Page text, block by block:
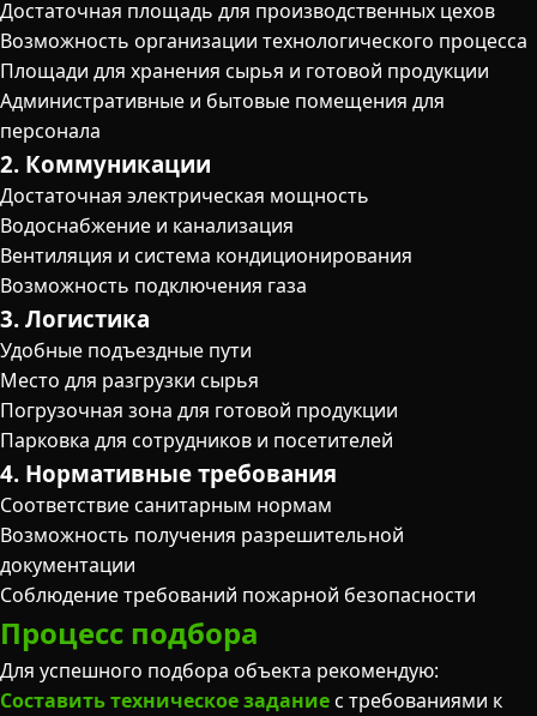
Достаточная площадь для производственных цехов
Возможность организации технологического процесса
Площади для хранения сырья и готовой продукции
Административные и бытовые помещения для
персонала
2. Коммуникации
Достаточная электрическая мощность
Водоснабжение и канализация
Вентиляция и система кондиционирования
Возможность подключения газа
3. Логистика
Удобные подъездные пути
Место для разгрузки сырья
Погрузочная зона для готовой продукции
Парковка для сотрудников и посетителей
4. Нормативные требования
Соответствие санитарным нормам
Возможность получения разрешительной
документации
Соблюдение требований пожарной безопасности
Процесс подбора
Для успешного подбора объекта рекомендую:
Составить техническое заданиес требованиями к